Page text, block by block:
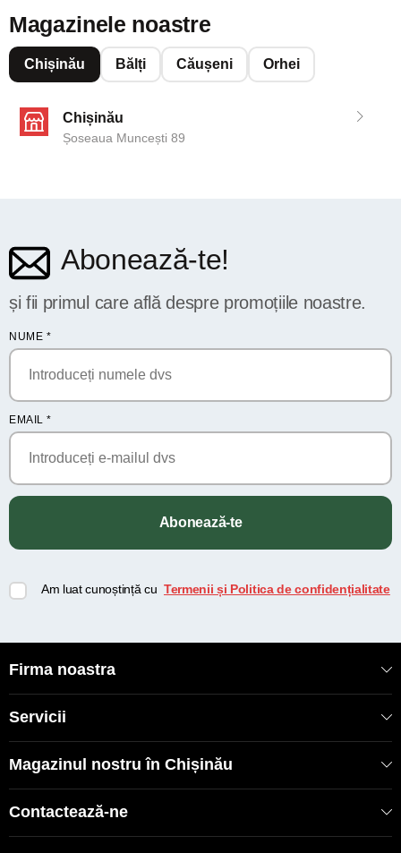
Magazinele noastre
Chișinău Bălți Căușeni Orhei
Chișinău
Șoseaua Muncești 89
Abonează-te!
și fii primul care află despre promoțiile noastre.
NUME *
EMAIL *
Abonează-te
Am luat cunoștință cu Termenii și Politica de confidențialitate
Firma noastra
Servicii
Magazinul nostru în Chișinău
Contactează-ne